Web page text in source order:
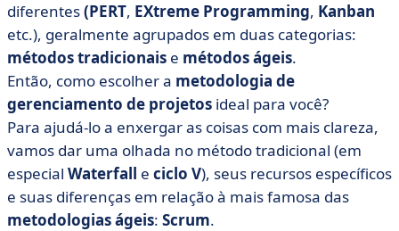
• Método tradicional de gerenciamento de projetos VS
método Scrum
diferentes(PERT, EXtreme Programming, Kanban
etc.), geralmente agrupados em duas categorias:
métodos tradicionais e métodos ágeis.
Então, como escolher a metodologia de
gerenciamento de projetos ideal para você?
Para ajudá-lo a enxergar as coisas com mais clareza,
vamos dar uma olhada no método tradicional (em
especial Waterfall e ciclo V), seus recursos específicos
e suas diferenças em relação à mais famosa das
metodologias ágeis: Scrum.